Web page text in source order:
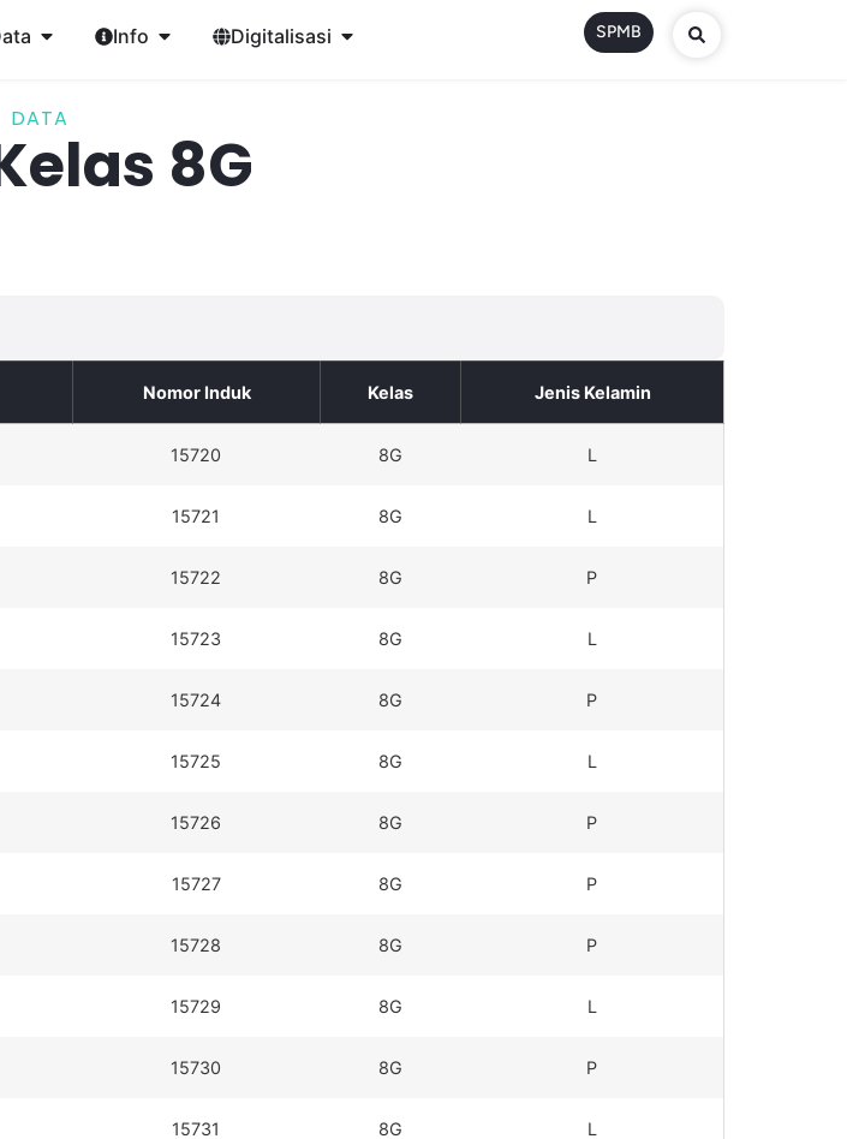
Info Digitalisasi SPMB
DATA
8G
Nomor Induk Kelas Jenis Kelamin
15720 8G L
15721 8G L
15722 8G P
15723 8G L
15724 8G P
15725 8G L
15726 8G P
15727 8G P
15728 8G P
15729 8G L
15730 8G P
15731 8G L